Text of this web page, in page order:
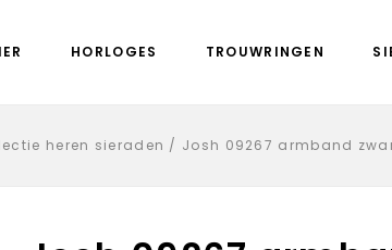
HORLOGES TROUWRINGEN
heren sieraden / Josh 09267 armband